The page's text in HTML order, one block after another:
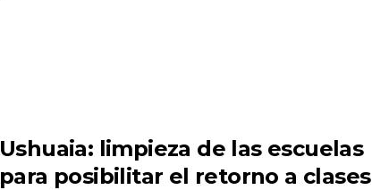
Ushuaia: limpieza de las escuelas
para posibilitar el retorno a clases